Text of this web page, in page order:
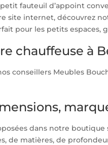
petit fauteuil d’appoint
site internet, découvrez
pour les petits espaces,
chauffeuse à
conseillers Meubles
dans notre
de matières, de